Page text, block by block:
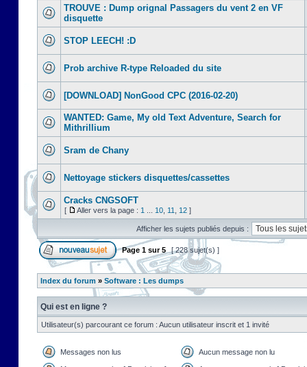
TROUVE : Dump orignal Passagers du vent 2 en VF
disquette
STOP LEECH! :D
Prob archive R-type Reloaded du site
[DOWNLOAD] NonGood CPC (2016-02-20)
WANTED: Game, My old Text Adventure, Search for
Mithrillium
Sram de Chany
Nettoyage stickers disquettes/cassettes
Cracks CNGSOFT
[ Aller vers la page : 1 10 11 12 ]
Afficher les sujets publiés depuis :
Page 1 sur5 [ 228 sujet(s) ]
Index du forum » Software : Les dumps
Qui est en ligne ?
Utilisateur(s) parcourant ce forum : Aucun utilisateur inscrit et 1 invité
Messages non lus Aucun message non lu